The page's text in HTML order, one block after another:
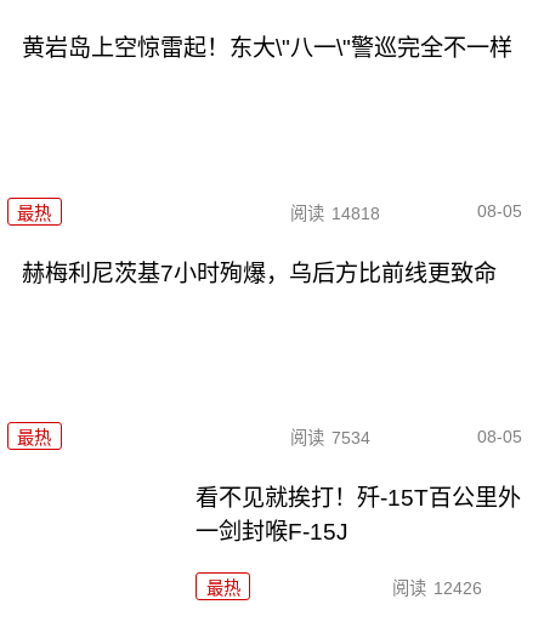
黄岩岛上空惊雷起！东大\"八一\"警巡完全不一样
最热 阅读 14818 08-05
赫梅利尼茨基7小时殉爆，乌后方比前线更致命
最热 阅读 7534 08-05
看不见就挨打！歼-15T百公里外
一剑封喉F-15J
最热 阅读 12426